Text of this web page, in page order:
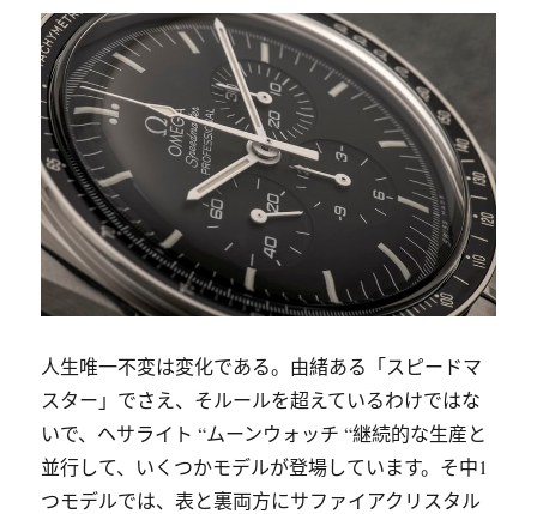
人生唯一不変は変化である。由緒ある「スピードマ
スター」でさえ、そルールを超えているわけではな
いで、ヘサライト “ムーンウォッチ “継続的な生産と
並行して、いくつかモデルが登場しています。そ中1
つモデルでは、表と裏両方にサファイアクリスタル